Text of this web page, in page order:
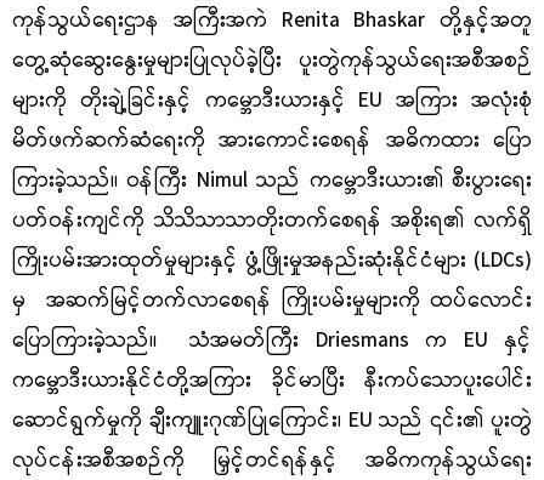
ကုန်သွယ်ရေးဌာန အကြီးအကဲ Renita Bhaskar တို့နှင့်အတူ
တွေ့ဆုံဆွေးနွေးမှုများပြုလုပ်ခဲ့ပြီး ပူးတွဲကုန်သွယ်ရေးအစီအစဉ်
များကို တိုးချဲ့ခြင်းနှင့် ကမ္ဘောဒီးယားနှင့် EUအကြား အလုံးစုံ
မိတ်ဖက်ဆက်ဆံရေးကို အားကောင်းစေရန် အဓိကထား ပြော
ကြားခဲ့သည်။ ဝန်ကြီး Nimulသည် ကမ္ဘောဒီးယား၏ စီးပွားရေး
ပတ်ဝန်းကျင်ကို သိသိသာသာတိုးတက်စေရန် အစိုးရ၏ လက်ရှိ
ကြိုးပမ်းအားထုတ်မှုများနှင့် ဖွံ့ဖြိုးမှုအနည်းဆုံးနိုင်ငံများ (LDCs)
မှ အဆက်မြင့်တက်လာစေရန် ကြိုးပမ်းမှုများကို ထပ်လောင်း
ပြောကြားခဲ့သည်။ သံအမတ်ကြီး Driesmans က EU နှင့်
ကမ္ဘောဒီးယားနိုင်ငံတို့အကြား ခိုင်မာပြီး နီးကပ်သောပူးပေါင်း
ဆောင်ရွက်မှုကို ချီးကျူးဂုဏ်ပြုကြောင်း၊ EUသည် ၎င်း၏ ပူးတွဲ
လုပ်ငန်းအစီအစဉ်ကို မြှင့်တင်ရန်နှင့် အဓိကကုန်သွယ်ရေး